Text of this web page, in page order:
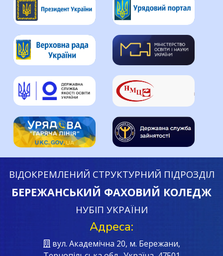
ВІДОКРЕМЛЕНИЙ СТРУКТУРНИЙ ПІДРОЗДІЛ
БЕРЕЖАНСЬКИЙ ФАХОВИЙ КОЛЕДЖ
НУБІП УКРАЇНИ
Адреса:
вул. Академічна 20, м. Бережани,